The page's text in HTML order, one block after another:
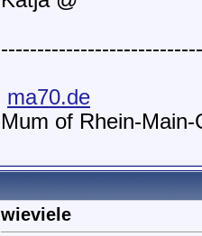
ma70.de
Mum of Rhein-
wieviele